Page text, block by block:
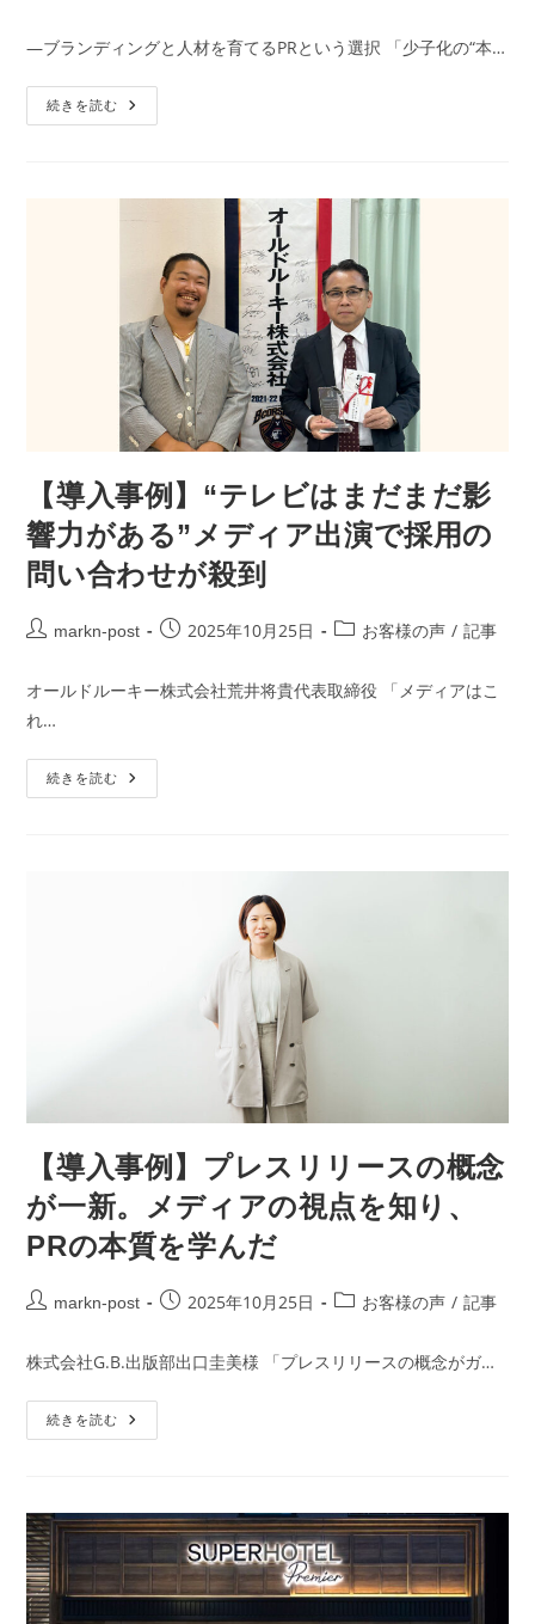
―ブランディングと人材を育てるPRという選択 「少子化の“本…
続きを読む
【導入事例】“テレビはまだまだ影
響力がある”メディア出演で採用の
問い合わせが殺到
markn-post 2025年10月25日 お客様の声 / 記事
オールドルーキー株式会社荒井将貴代表取締役 「メディアはこ
れ…
続きを読む
【導入事例】プレスリリースの概念
が一新。メディアの視点を知り、
PRの本質を学んだ
markn-post 2025年10月25日 お客様の声 / 記事
株式会社G.B.出版部出口圭美様 「プレスリリースの概念がガ…
続きを読む